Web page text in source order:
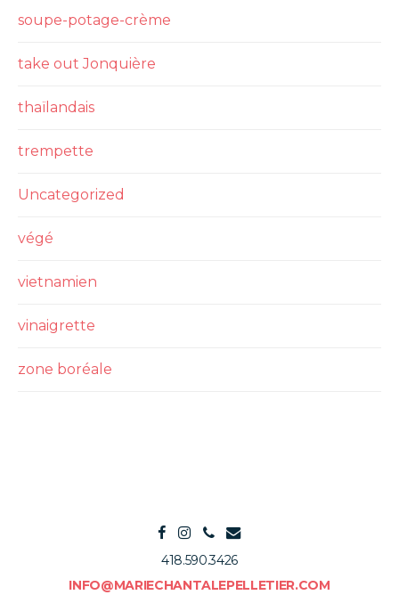
soupe-potage-crème
take out Jonquière
thaïlandais
trempette
Uncategorized
végé
vietnamien
vinaigrette
zone boréale
418.590.3426
INFO@MARIECHANTALEPELLETIER.COM